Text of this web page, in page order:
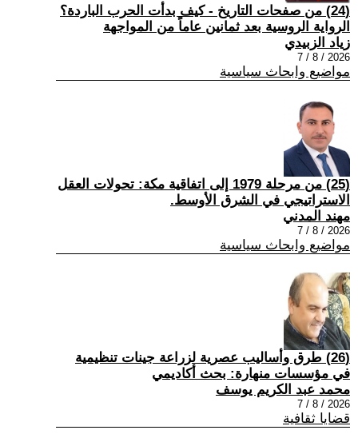
(24) من صفحات التاريخ - كيف بدأت الحرب الباردة؟
الرواية الروسية بعد ثمانين عاماً من المواجهة
زياد الزبيدي
2026 / 8 / 7
مواضيع وابحاث سياسية
(25) من مرحلة 1979 إلى اتفاقية مكة: تحولات العقل
الاستراتيجي في الشرق الأوسط.
مهند المدني
2026 / 8 / 7
مواضيع وابحاث سياسية
(26) طرق وأساليب عصرية لزراعة جينات تنظيمية
في مؤسسات منهارة: بحث أكاديمي
محمد عبد الكريم يوسف
2026 / 8 / 7
قضايا ثقافية